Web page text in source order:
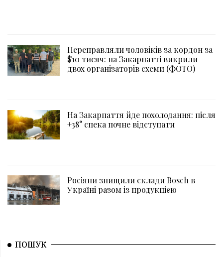
Переправляли чоловіків за кордон за
$10 тисяч: на Закарпатті викрили
двох організаторів схеми (ФОТО)
На Закарпаття йде похолодання: після
+38° спека почне відступати
Росіяни знищили склади Bosch в
Україні разом із продукцією
ПОШУК